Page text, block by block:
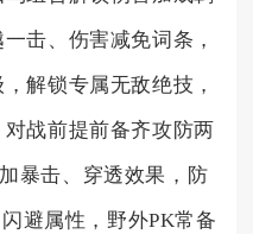
击、伤害减免词条，
解锁专属无敌绝技，
战前提前备齐攻防两
暴击、穿透效果，防
避属性，野外PK常备